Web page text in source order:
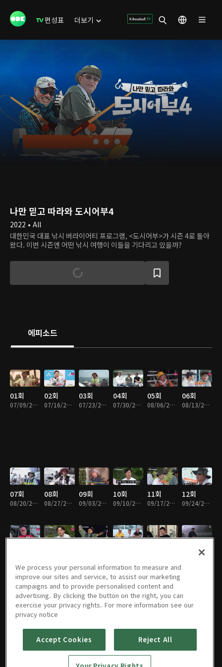
편성표 더보기
나만 믿고 따라와 도시어부4
2022 • All
대한민국 대표 낚시 버라이어티 프로그램, <도시어부>가 시즌 4로 돌아
왔다. 이번 시즌엔 어떤 낚시 여행이 이들을 기다리고 있을까?
에피소드
01회
07/09/2022 • 1시간 58분
02회
07/16/2022 • 1시간 51분
03회
07/23/2022 • 1시간 38분
04회
07/30/2022 • 1시간 57분
05회
08/06/2022 • 1시간 41분
06회
08/13/2022 • 1시간 57분
07회
08/20/2022 • 1시간 50분
08회
08/27/2022 • 1시간 49분
09회
09/03/2022 • 1시간 56분
10회
09/10/2022 • 1시간 39분
11회
09/17/2022 • 1시간 33분
12회
09/24/2022 • 1시간 27분
19회
11/19/2022 • 1시간 23분
20회 21회 22회 23회 24회
We process your personal information to measure and
improve our sites and service, to assist our marketing
campaigns and to provide personalised content and
advertising. By clicking the button on the right, you can
exercise your privacy rights. For more information see our
privacy notice
Accept Cookies Reject All